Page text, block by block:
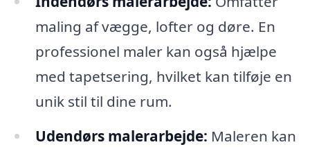
maling af vægge, lofter og døre. En
professionel maler kan også hjælpe
med tapetsering, hvilket kan tilføje en
unik stil til dine rum.
Udendørs malerarbejde: Maleren kan